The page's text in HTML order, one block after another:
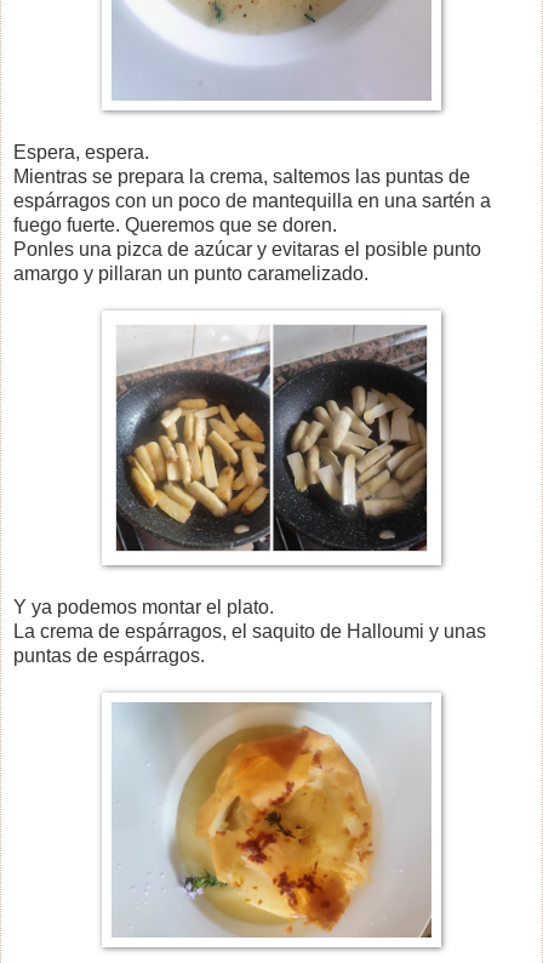
Espera, espera.
Mientras se prepara la crema, saltemos las puntas de
espárragos con un poco de mantequilla en una sartén a
fuego fuerte. Queremos que se doren.
Ponles una pizca de azúcar y evitaras el posible punto
amargo y pillaran un punto caramelizado.
Y ya podemos montar el plato.
La crema de espárragos, el saquito de Halloumi y unas
puntas de espárragos.